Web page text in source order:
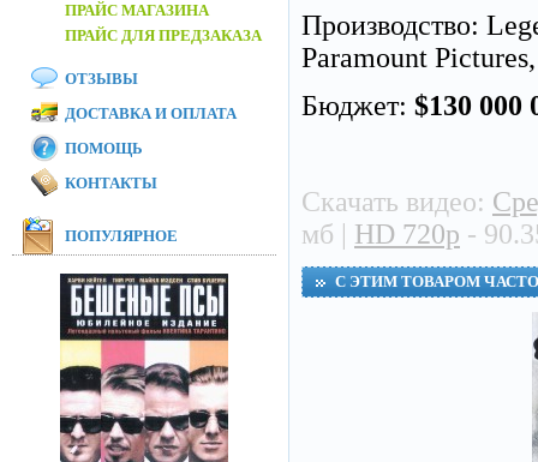
Производство:
Paramount
Бюджет: $130 000
Скачать видео:
мб | HD 720p -
С ЭТИМ ТОВАРОМ
ПРАЙС МАГАЗИНА
ПРАЙС ДЛЯ ПРЕДЗАКАЗА
ОТЗЫВЫ
ДОСТАВКА И ОПЛАТА
ПОМОЩЬ
КОНТАКТЫ
ПОПУЛЯРНОЕ